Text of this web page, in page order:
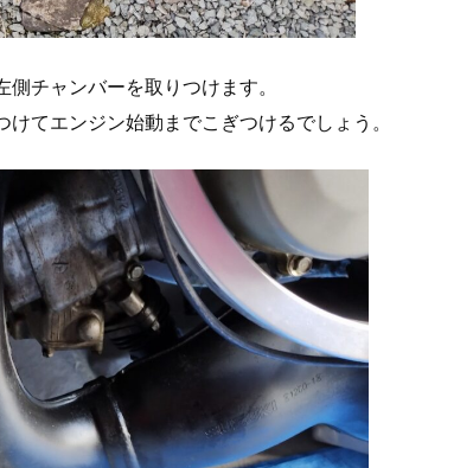
チャンバーを取りつけます。
てエンジン始動までこぎつけるでしょう。